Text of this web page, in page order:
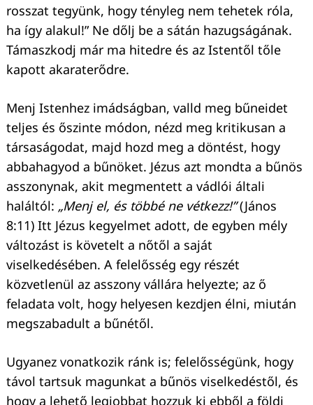
rosszat tegyünk, hogy tényleg nem tehetek róla,
ha így alakul!” Ne dőlj be a sátán hazugságának.
Támaszkodj már ma hitedre és az Istentől tőle
kapott akaraterődre.
Menj Istenhez imádságban, valld meg bűneidet
teljes és őszinte módon, nézd meg kritikusan a
társaságodat, majd hozd meg a döntést, hogy
abbahagyod a bűnöket. Jézus azt mondta a bűnös
asszonynak, akit megmentett a vádlói általi
haláltól: „Menj el, és többé ne vétkezz!”(János
8:11) Itt Jézus kegyelmet adott, de egyben mély
változást is követelt a nőtől a saját
viselkedésében. A felelősség egy részét
közvetlenül az asszony vállára helyezte; az ő
feladata volt, hogy helyesen kezdjen élni, miután
megszabadult a bűnétől.
Ugyanez vonatkozik ránk is; felelősségünk, hogy
távol tartsuk magunkat a bűnös viselkedéstől, és
hogy a lehető legjobbat hozzuk ki ebből a földi